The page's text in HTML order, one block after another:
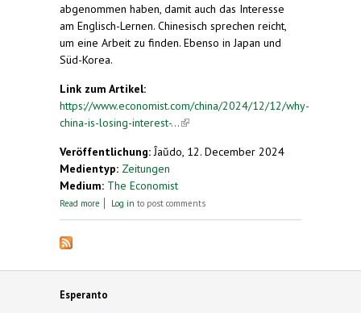
abgenommen haben, damit auch das Interesse
am Englisch-Lernen. Chinesisch sprechen reicht,
um eine Arbeit zu finden. Ebenso in Japan und
Süd-Korea.
Link zum Artikel:
https://www.economist.com/china/2024/12/12/why-
china-is-losing-interest-...(link is external)
Veröffentlichung: Ĵaŭdo, 12. December 2024
Medientyp: Zeitungen
Medium: The Economist
Read more about Why China is losing interest in English
Log in to post comments
Esperanto